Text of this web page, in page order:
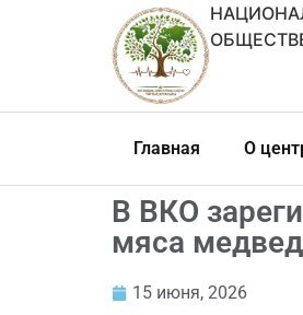
Главная О
В ВКО
мяса
15 июня, 2026